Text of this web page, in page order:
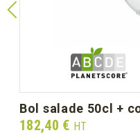
bol salade 50cl +
Prix
182,40 € HT